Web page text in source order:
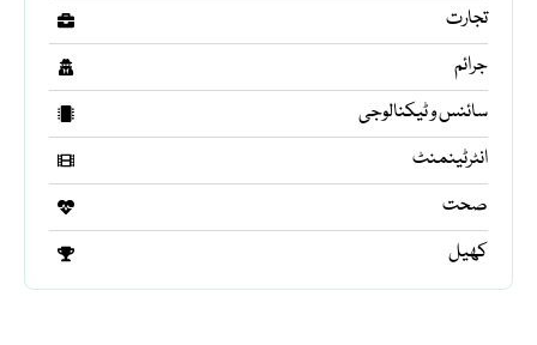
تجارت
جرائم
سائنس و ٹیکنالوجی
انٹرٹینمنٹ
صحت
کھیل